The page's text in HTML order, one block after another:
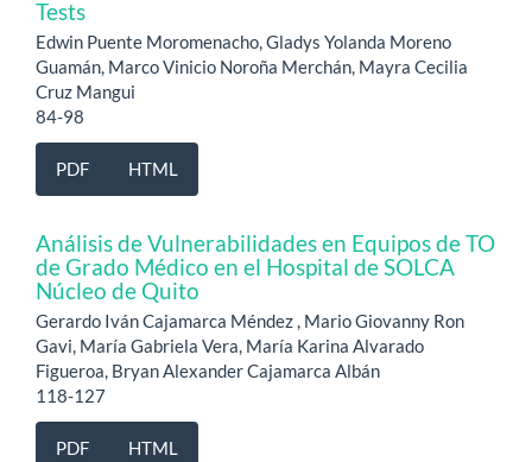
Tests
Edwin Puente Moromenacho, Gladys Yolanda Moreno
Guamán, Marco Vinicio Noroña Merchán, Mayra Cecilia
Cruz Mangui
84-98
PDF HTML
Análisis de Vulnerabilidades en Equipos de TO
de Grado Médico en el Hospital de SOLCA
Núcleo de Quito
Gerardo Iván Cajamarca Méndez , Mario Giovanny Ron
Gavi, María Gabriela Vera, María Karina Alvarado
Figueroa, Bryan Alexander Cajamarca Albán
118-127
PDF HTML